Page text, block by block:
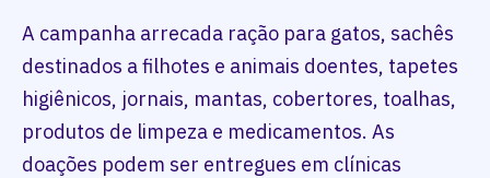
A campanha arrecada ração para gatos, sachês
destinados a filhotes e animais doentes, tapetes
higiênicos, jornais, mantas, cobertores, toalhas,
produtos de limpeza e medicamentos. As
doações podem ser entregues em clínicas